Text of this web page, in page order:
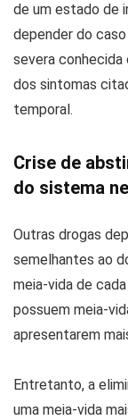
de um estado de
depender do
severa conhecida
dos sintomas
temporal.
Crise de
do sistema
Outras drogas
semelhantes ao
meia-vida de
possuem meia-
apresentarem
Entretanto, a
uma meia-vida